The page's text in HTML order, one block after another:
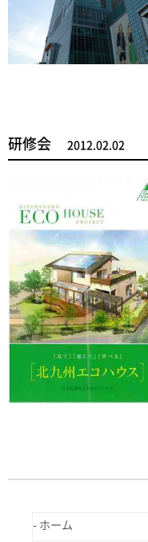
研修会 2012.02.02
ホーム